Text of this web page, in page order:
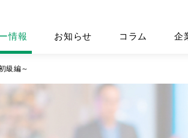
情報 お知らせ コラム 企
級編～